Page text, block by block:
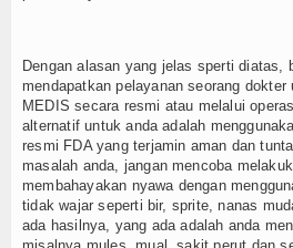
Dengan alasan yang jelas sperti diatas,
mendapatkan pelayanan seorang dokter
MEDIS secara resmi atau melalui
alternatif untuk anda adalah
resmi FDA yang terjamin aman dan
masalah anda, jangan mencoba
membahayakan nyawa dengan
tidak wajar seperti bir, sprite, nanas
ada hasilnya, yang ada adalah anda